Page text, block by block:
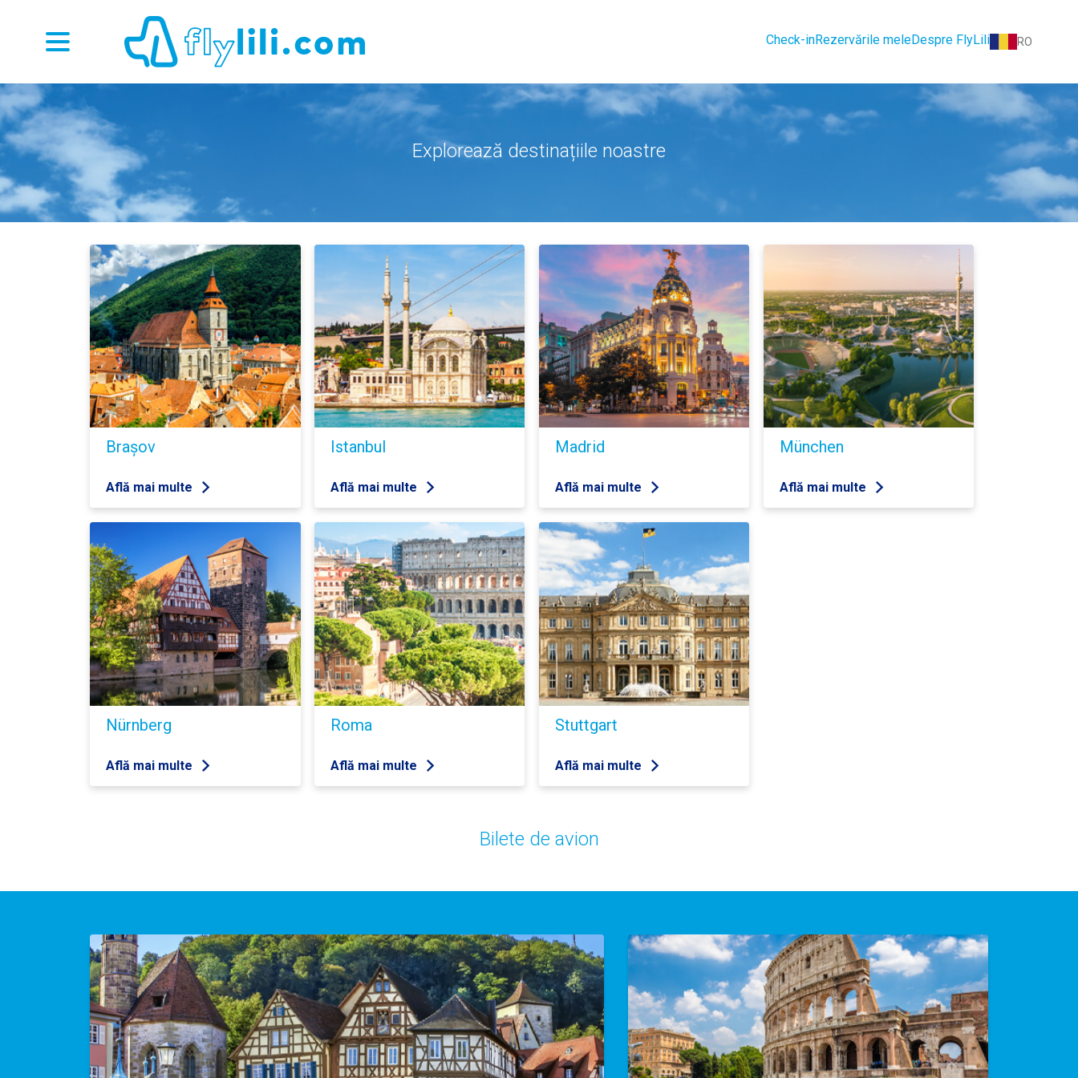
Check-inRezervările meleDespre FlyLili RO
Explorează destinațiile noastre
Brașov
Află mai multe
Istanbul
Află mai multe
Madrid
Află mai multe
München
Află mai multe
Nürnberg
Află mai multe
Roma
Află mai multe
Stuttgart
Află mai multe
Bilete de avion